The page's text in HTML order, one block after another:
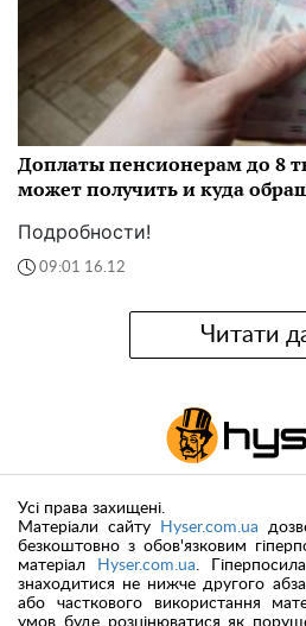
Доплаты пенсионерам до 8
может получить и куда
Подробности!
09:01 16.12
Читати
Усі права захищені.
Матеріали сайту
Hyser.com.ua
безкоштовно з обов'язковим
матеріал
Hyser.com.ua.
знаходитися не нижче другого
або часткового використання